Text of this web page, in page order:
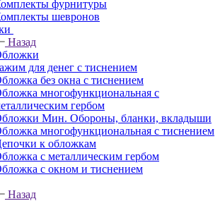
фурнитуры
шевронов
Назад
для денег с тиснением
без окна с тиснением
многофункциональная с
гербом
Мин. Обороны, бланки, вкладыши
многофункциональная с тиснением
к обложкам
с металлическим гербом
с окном и тиснением
Назад